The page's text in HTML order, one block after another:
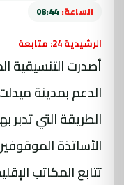
الساعة: 08:44
الرشيدية 24: متابعة
أصدرت التنسيقية
الدعم بمدينة
الطريقة التي تدبر
الأساتذة
تتابع المكاتب